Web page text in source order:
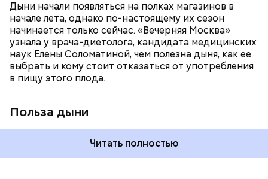
Дыни начали появляться на полках магазинов в
начале лета, однако по-настоящему их сезон
начинается только сейчас. «Вечерняя Москва»
узнала у врача-диетолога, кандидата медицинских
наук Елены Соломатиной, чем полезна дыня, как ее
выбрать и кому стоит отказаться от употребления
в пищу этого плода.
Польза дыни
систему и предотвращает скачки давления;
магний — помогает калию и не дает сосудам
спазмироваться.
Читать полностью
По мнению специалиста, здоровому человеку
достаточно включать щавель в рацион несколько
раз в месяц. В небольших количествах в свежем